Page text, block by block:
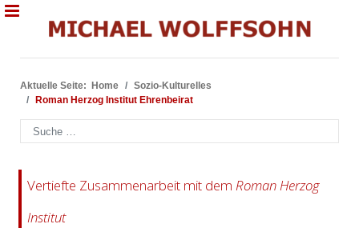
Aktuelle Seite: Home
Sozio-Kulturelles
Roman Herzog Institut Ehrenbeirat
Suchen
Vertiefte Zusammenarbeit mit dem Roman Herzog
Institut